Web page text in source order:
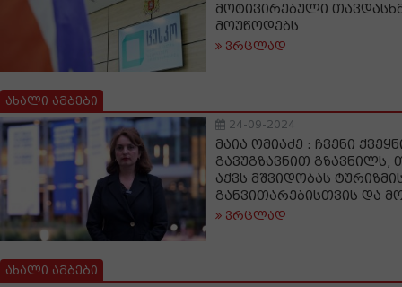
მოტივირებული
მოუწოდებს
ვრცლად
ახალი ამბები
24-09-2024
მაია ომიაძე : ჩვენი
გავუგზავნით გზავნილს,
აქვს მშვიდობას
განვითარებისთვის და
ვრცლად
ახალი ამბები